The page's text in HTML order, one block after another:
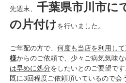
先週末、 千葉県市川市に
の片付けを行いました。
ご年配の方で、 何度も当店を利用し
様からのご依頼で、少々ご病気気味
は早めに処分をしたいとのご要望です
既に3回程度ご依頼頂いているので会